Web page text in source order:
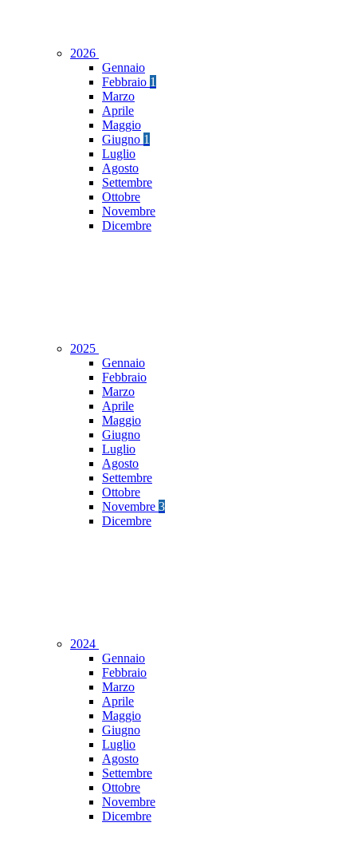
2026
Gennaio
Febbraio 1
Marzo
Aprile
Maggio
Giugno 1
Luglio
Agosto
Settembre
Ottobre
Novembre
Dicembre
2025
Gennaio
Febbraio
Marzo
Aprile
Maggio
Giugno
Luglio
Agosto
Settembre
Ottobre
Novembre 3
Dicembre
2024
Gennaio
Febbraio
Marzo
Aprile
Maggio
Giugno
Luglio
Agosto
Settembre
Ottobre
Novembre
Dicembre